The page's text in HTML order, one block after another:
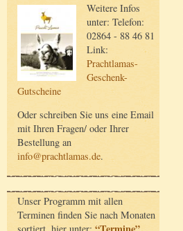
Weitere Infos
unter: Telefon:
02864 - 88 46 81
Link:
Prachtlamas-
Geschenk-
Gutscheine
Oder schreiben Sie uns eine Email
mit Ihren Fragen/ oder Ihrer
Bestellung an
info@prachtlamas.de.
Unser Programm mit allen
Terminen finden Sie nach Monaten
sortiert, hier unter:
.